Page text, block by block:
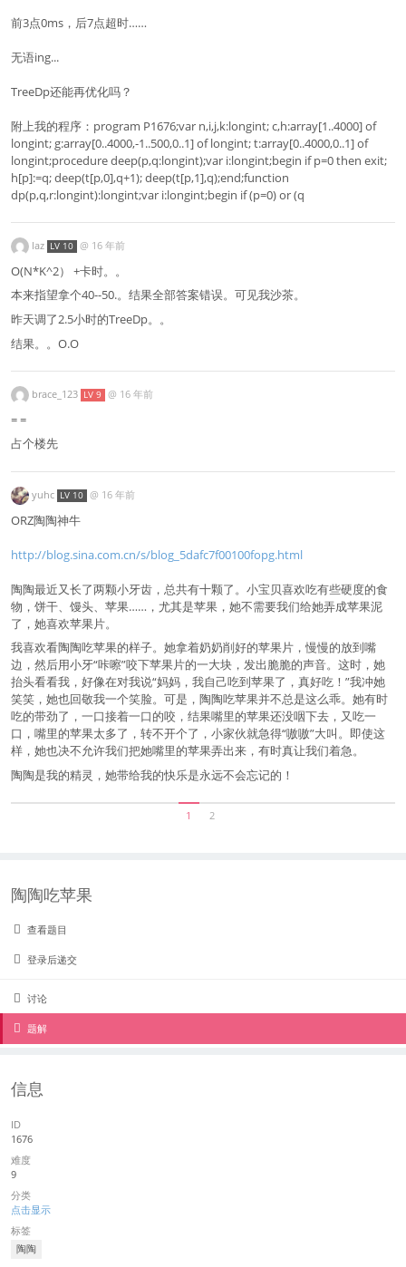
前3点0ms，后7点超时……
无语ing...
TreeDp还能再优化吗？
附上我的程序：program P1676;var n,i,j,k:longint; c,h:array[1..4000] of
longint; g:array[0..4000,-1..500,0..1] of longint; t:array[0..4000,0..1] of
longint;procedure deep(p,q:longint);var i:longint;begin if p=0 then exit;
h[p]:=q; deep(t[p,0],q+1); deep(t[p,1],q);end;function
dp(p,q,r:longint):longint;var i:longint;begin if (p=0) or (q
laz LV 10 @ 16 年前
O(N*K^2） +卡时。。
本来指望拿个40--50.。结果全部答案错误。可见我沙茶。
昨天调了2.5小时的TreeDp。。
结果。。O.O
brace_123 LV 9 @ 16 年前
= =
占个楼先
yuhc LV 10 @ 16 年前
ORZ陶陶神牛
http://blog.sina.com.cn/s/blog_5dafc7f00100fopg.html
陶陶最近又长了两颗小牙齿，总共有十颗了。小宝贝喜欢吃有些硬度的食
物，饼干、馒头、苹果……，尤其是苹果，她不需要我们给她弄成苹果泥
了，她喜欢苹果片。
我喜欢看陶陶吃苹果的样子。她拿着奶奶削好的苹果片，慢慢的放到嘴
边，然后用小牙“咔嚓”咬下苹果片的一大块，发出脆脆的声音。这时，她
抬头看看我，好像在对我说“妈妈，我自己吃到苹果了，真好吃！”我冲她
笑笑，她也回敬我一个笑脸。可是，陶陶吃苹果并不总是这么乖。她有时
吃的带劲了，一口接着一口的咬，结果嘴里的苹果还没咽下去，又吃一
口，嘴里的苹果太多了，转不开个了，小家伙就急得“嗷嗷”大叫。即使这
样，她也决不允许我们把她嘴里的苹果弄出来，有时真让我们着急。
陶陶是我的精灵，她带给我的快乐是永远不会忘记的！
1 2
陶陶吃苹果
查看题目
登录后递交
讨论
题解
信息
ID
1676
难度
9
分类
点击显示
标签
陶陶